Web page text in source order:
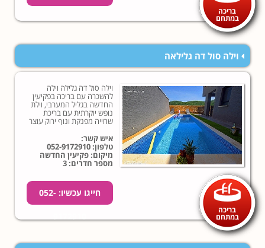
בריכה
במתחם
וילה סול דה גלילאה
בריכה
במתחם
וילה סול דה גלילה וילה
להשכרה עם בריכה בפקיעין
החדשה בגליל המערבי, וילת
נופש יוקרתית עם בריכת
שחייה מפנקת ונוף ירוק עוצר
איש קשר:
טלפון:052-9172910
מיקום: פקיעין החדשה
מספר חדרים: 3
חייגו עכשיו: 052-